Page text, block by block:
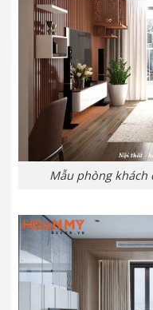
Mẫu phòng khách